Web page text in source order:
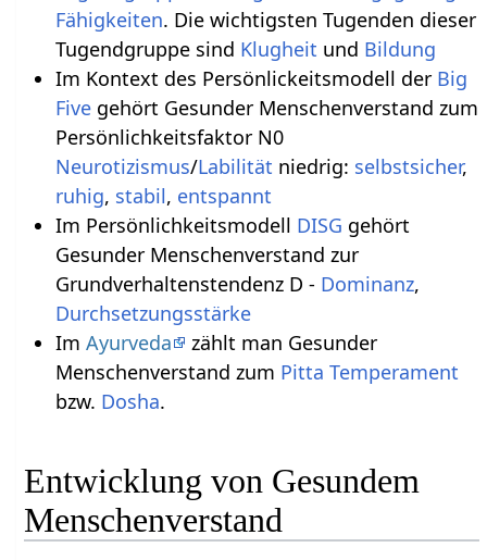
Fähigkeiten. Die wichtigsten Tugenden dieser
Tugendgruppe sind Klugheit und Bildung
Im Kontext des Persönlickeitsmodell der Big
Fivegehört Gesunder Menschenverstand zum
Persönlichkeitsfaktor N0
Neurotizismus/Labilität niedrig: selbstsicher,
ruhig, stabil, entspannt
Im Persönlichkeitsmodell DISG gehört
Gesunder Menschenverstand zur
Grundverhaltenstendenz D - Dominanz,
Durchsetzungsstärke
Im Ayurveda
zählt man Gesunder
Menschenverstand zum Pitta Temperament
bzw. Dosha.
Entwicklung von Gesundem
Menschenverstand